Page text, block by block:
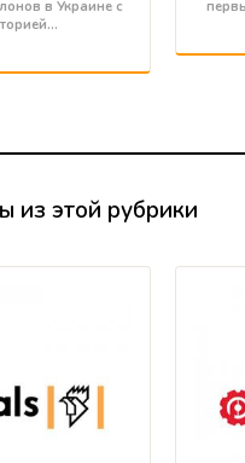
в Украине с
из этой рубрики